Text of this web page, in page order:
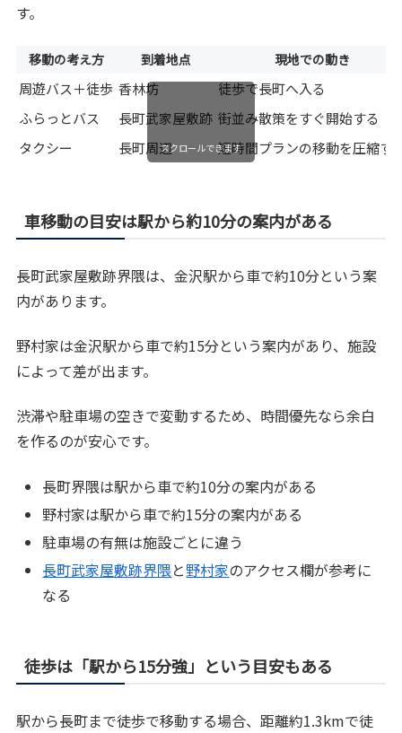
す。
移動の考え方 到着地点 現地での動き
周遊バス＋徒歩 香林坊
徒歩で長町へ入る
ふらっとバス
長町武家屋敷跡 街並み散策をすぐ開始する
タクシー
長町周辺 短時間プランの移動を圧縮す
スクロールできます
車移動の目安は駅から約10分の案内がある
長町武家屋敷跡界隈は、金沢駅から車で約10分という案
内があります。
野村家は金沢駅から車で約15分という案内があり、施設
によって差が出ます。
渋滞や駐車場の空きで変動するため、時間優先なら余白
を作るのが安心です。
長町界隈は駅から車で約10分の案内がある
野村家は駅から車で約15分の案内がある
駐車場の有無は施設ごとに違う
長町武家屋敷跡界隈と野村家のアクセス欄が参考に
なる
徒歩は「駅から15分強」という目安もある
駅から長町まで徒歩で移動する場合、距離約1.3kmで徒